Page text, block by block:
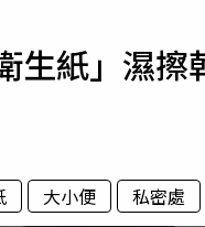
生紙」濕
大小便 私密處